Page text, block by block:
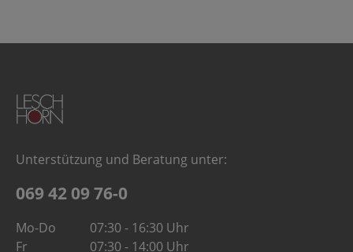
Unterstützung und Beratung unter:
069 42 09 76-0
Mo-Do
07:30 - 16:30 Uhr
Fr
07:30 - 14:00 Uhr